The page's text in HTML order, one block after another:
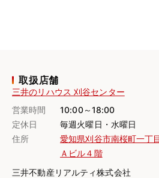
取扱店舗
三井のリハウス 刈谷センター
営業時間
10:00～18:00
定休日
毎週火曜日・水曜日
住所
愛知県刈谷市南桜町一丁
Ａビル４階
三井不動産リアルティ株式会社